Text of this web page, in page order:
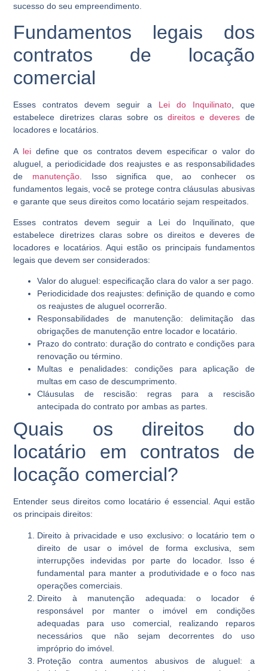
sucesso do seu empreendimento.
Fundamentos legais dos
contratos de locação
comercial
Esses contratos devem seguir a Lei do Inquilinato, que
estabelece diretrizes claras sobre os direitos e deveres de
locadores e locatários.
A lei define que os contratos devem especificar o valor do
aluguel, a periodicidade dos reajustes e as responsabilidades
de manutenção . Isso significa que, ao conhecer os
fundamentos legais, você se protege contra cláusulas abusivas
e garante que seus direitos como locatário sejam respeitados.
Esses contratos devem seguir a Lei do Inquilinato, que
estabelece diretrizes claras sobre os direitos e deveres de
locadores e locatários. Aqui estão os principais fundamentos
legais que devem ser considerados:
Valor do aluguel: especificação clara do valor a ser pago.
Periodicidade dos reajustes: definição de quando e como
os reajustes de aluguel ocorrerão.
Responsabilidades de manutenção: delimitação das
obrigações de manutenção entre locador e locatário.
Prazo do contrato: duração do contrato e condições para
renovação ou término.
Multas e penalidades: condições para aplicação de
multas em caso de descumprimento.
Cláusulas de rescisão: regras para a rescisão
antecipada do contrato por ambas as partes.
Quais os direitos do
locatário em contratos de
locação comercial?
Entender seus direitos como locatário é essencial. Aqui estão
os principais direitos:
Direito à privacidade e uso exclusivo: o locatário tem o
direito de usar o imóvel de forma exclusiva, sem
interrupções indevidas por parte do locador. Isso é
fundamental para manter a produtividade e o foco nas
operações comerciais.
Direito à manutenção adequada: o locador é
responsável por manter o imóvel em condições
adequadas para uso comercial, realizando reparos
necessários que não sejam decorrentes do uso
impróprio do imóvel.
Proteção contra aumentos abusivos de aluguel: a